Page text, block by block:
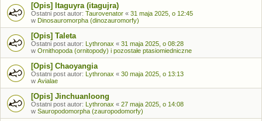
[Opis] Itaguyra (itagujra)
Ostatni post autor: Taurovenator « 31 maja 2025, o 12:45
w Dinosauromorpha (dinozauromorfy)
[Opis] Taleta
Ostatni post autor: Lythronax « 31 maja 2025, o 08:28
w Ornithopoda (ornitopody) i pozostałe ptasiomiedniczne
[Opis] Chaoyangia
Ostatni post autor: Lythronax « 30 maja 2025, o 13:13
w Avialae
[Opis] Jinchuanloong
Ostatni post autor: Lythronax « 27 maja 2025, o 14:08
w Sauropodomorpha (zauropodomorfy)